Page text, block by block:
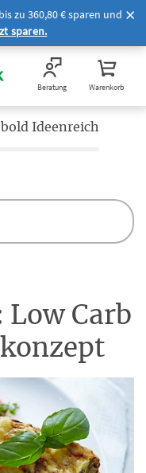
zu 360,80 € sparen und
sparen.
Beratung Warenkorb
Ideenreich
Carb